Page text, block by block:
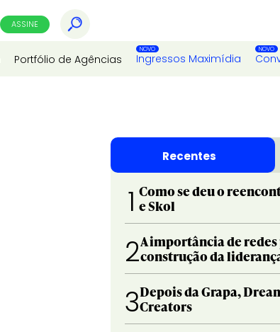
ASSINE
Portfólio de Agências Ingressos Maximídia
Recentes
1 Como se deu o
e Skol
2A importância de redes
construção da
3Depois da Grapa,
Creators